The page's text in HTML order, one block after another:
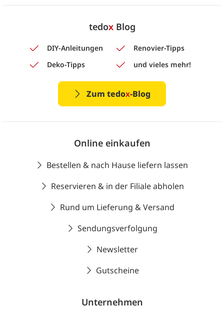
tedoxBlog
DIY-Anleitungen
Renovier-Tipps
Deko-Tipps
und vieles mehr!
Zum tedox-Blog
Online einkaufen
Bestellen & nach Hause liefern lassen
Reservieren & in der Filiale abholen
Rund um Lieferung & Versand
Sendungsverfolgung
Newsletter
Gutscheine
Unternehmen